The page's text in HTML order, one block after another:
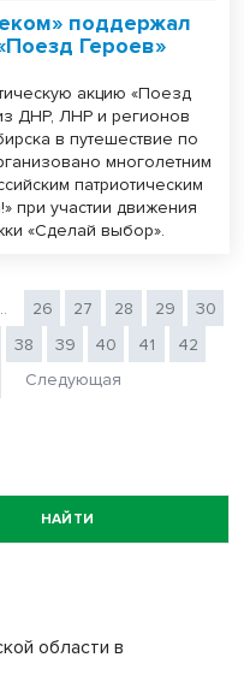
поддержал
Героев»
акцию «Поезд
ДНР, ЛНР и регионов
в путешествие по
многолетним
патриотическим
при участии движения
«Сделай выбор».
26 27 28 29
30
38 39 40 41
42
Следующая
НАЙТИ
области в